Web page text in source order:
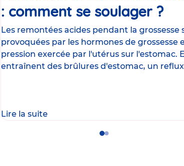
: comment se soulager ?
Les remontées acides pendant la grossesse
provoquées par les hormones de grossesse
pression exercée par l'utérus sur l'estomac.
entraînent des brûlures d'estomac, un reflux
Lire la suite
GoGo